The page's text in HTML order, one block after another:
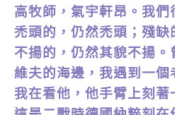
高牧師，氣宇軒昂。我們
禿頭的，仍然禿頭；殘
不揚的，仍然其貌不揚
維夫的海邊，我遇到一個
我在看他，他手臂上刻著